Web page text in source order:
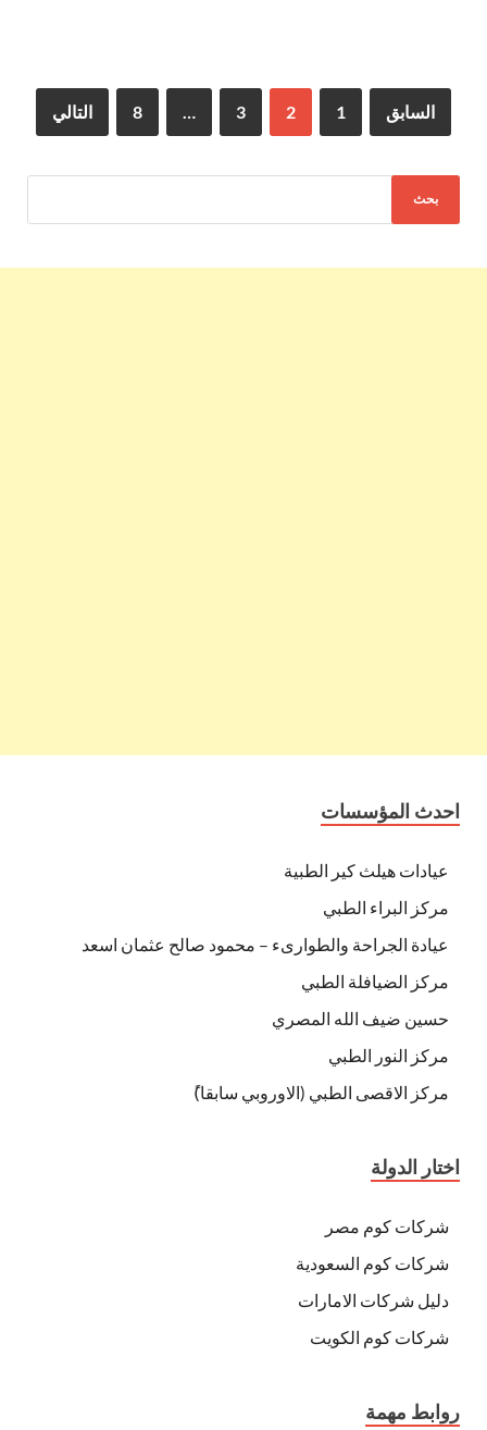
السابق 1
2
3
8 التالي
احدث المؤسسات
عيادات هيلث كير الطبية
مركز البراء الطبي
عيادة الجراحة والطوارىء – محمود صالح عثمان اسعد
مركز الضيافلة الطبي
حسين ضيف الله المصري
مركز النور الطبي
مركز الاقصى الطبي (الاوروبي سابقا)ً
اختار الدولة
شركات كوم مصر
شركات كوم السعودية
دليل شركات الامارات
شركات كوم الكويت
روابط مهمة